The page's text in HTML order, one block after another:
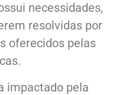
necessidades,
resolvidas por
oferecidos pelas
impactado pela